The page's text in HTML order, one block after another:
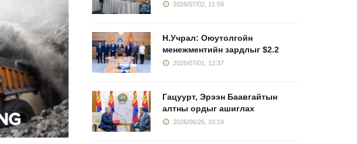
2026/07/02, 11:59
Н.Учрал: Оюутолгойн
менежментийн зардлыг $2.2
2026/07/01, 12:37
Гацуурт, Эрээн Баавгайтын
алтны ордыг ашиглах
2026/06/26, 10:19